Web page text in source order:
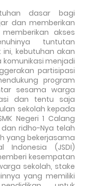
dasar bagi
dan memberikan
akses
tuntutan
kebutuhan akan
menjadi
partisipasi
program
sesama warga
dan tentu saja
sekolah kepada
Negeri 1 Calang
ridho-Nya telah
yang bekerjasama
Indonesia (JSDI)
kesempatan
sekolah, stake
yang memiliki